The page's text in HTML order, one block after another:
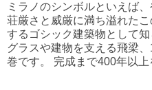
ミラノのシンボルといえば
荘厳さと威厳に満ち溢れた
するゴシック建築物として
グラスや建物を支える飛梁
巻です。 完成まで400年以上